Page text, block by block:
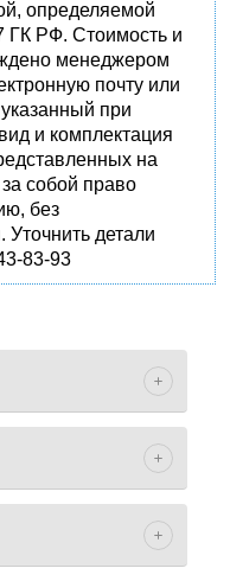
определяемой
ГК РФ. Стоимость и
менеджером
почту или
при
и комплектация
на
за собой право
без
Уточнить детали
83-93